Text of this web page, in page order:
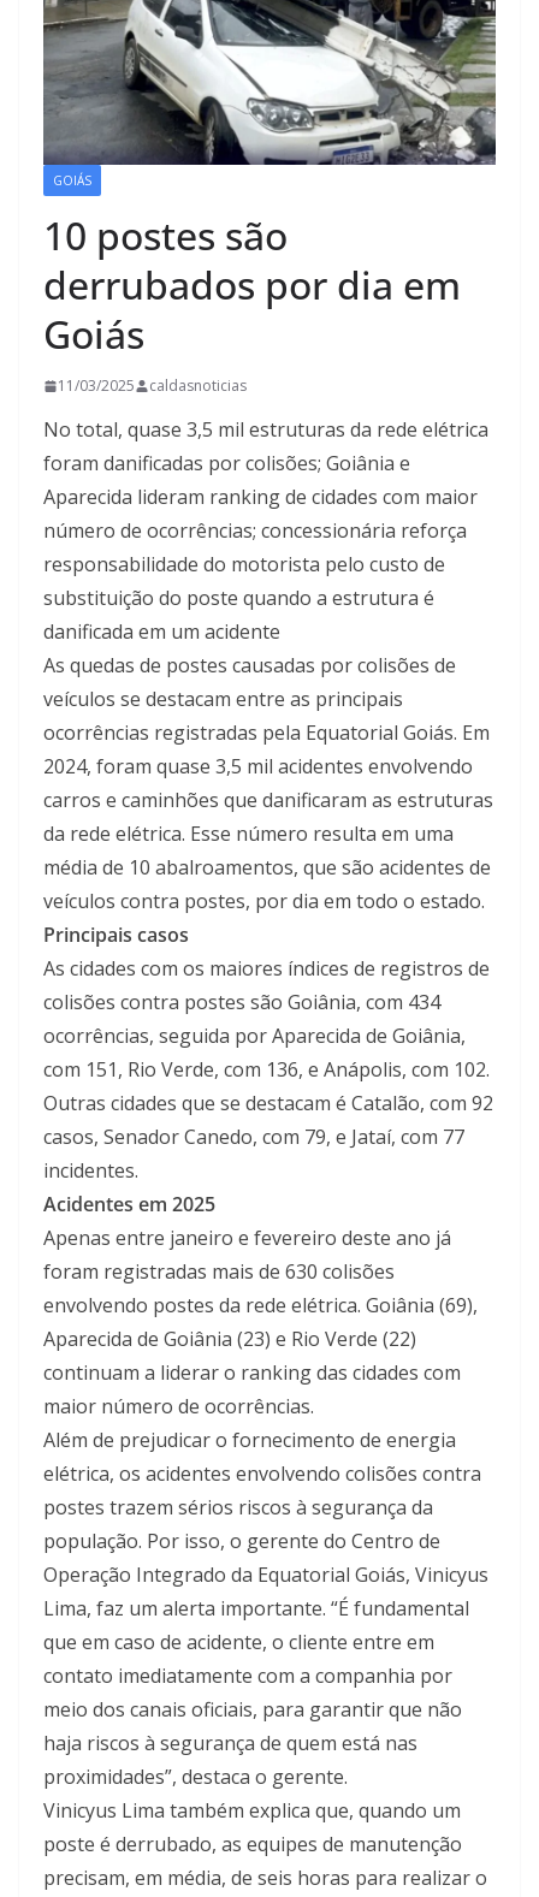
GOIÁS
10 postes são
derrubados por dia em
Goiás
11/03/2025 caldasnoticias
No total, quase 3,5 mil estruturas da rede elétrica
foram danificadas por colisões; Goiânia e
Aparecida lideram ranking de cidades com maior
número de ocorrências; concessionária reforça
responsabilidade do motorista pelo custo de
substituição do poste quando a estrutura é
danificada em um acidente
As quedas de postes causadas por colisões de
veículos se destacam entre as principais
ocorrências registradas pela Equatorial Goiás. Em
2024, foram quase 3,5 mil acidentes envolvendo
carros e caminhões que danificaram as estruturas
da rede elétrica. Esse número resulta em uma
média de 10 abalroamentos, que são acidentes de
veículos contra postes, por dia em todo o estado.
Principais casos
As cidades com os maiores índices de registros de
colisões contra postes são Goiânia, com 434
ocorrências, seguida por Aparecida de Goiânia,
com 151, Rio Verde, com 136, e Anápolis, com 102.
Outras cidades que se destacam é Catalão, com 92
casos, Senador Canedo, com 79, e Jataí, com 77
incidentes.
Acidentes em 2025
Apenas entre janeiro e fevereiro deste ano já
foram registradas mais de 630 colisões
envolvendo postes da rede elétrica. Goiânia (69),
Aparecida de Goiânia (23) e Rio Verde (22)
continuam a liderar o ranking das cidades com
maior número de ocorrências.
Além de prejudicar o fornecimento de energia
elétrica, os acidentes envolvendo colisões contra
postes trazem sérios riscos à segurança da
população. Por isso, o gerente do Centro de
Operação Integrado da Equatorial Goiás, Vinicyus
Lima, faz um alerta importante. “É fundamental
que em caso de acidente, o cliente entre em
contato imediatamente com a companhia por
meio dos canais oficiais, para garantir que não
haja riscos à segurança de quem está nas
proximidades”, destaca o gerente.
Vinicyus Lima também explica que, quando um
poste é derrubado, as equipes de manutenção
precisam, em média, de seis horas para realizar o